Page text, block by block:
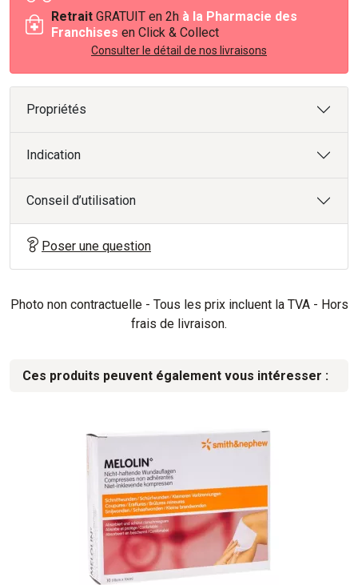
Retrait GRATUIT en 2h à la Pharmacie des
Franchises en Click & Collect
Consulter le détail de nos livraisons
Propriétés
Indication
Conseil d’utilisation
Poser une question
Photo non contractuelle - Tous les prix incluent la TVA - Hors
frais de livraison.
Ces produits peuvent également vous intéresser :